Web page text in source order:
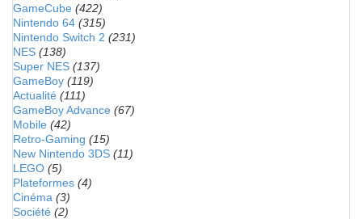
GameCube (422)
Nintendo 64 (315)
Nintendo Switch 2 (231)
NES (138)
Super NES (137)
GameBoy (119)
Actualité (111)
GameBoy Advance (67)
Mobile (42)
Retro-Gaming (15)
New Nintendo 3DS (11)
LEGO (5)
Plateformes (4)
Cinéma (3)
Société (2)